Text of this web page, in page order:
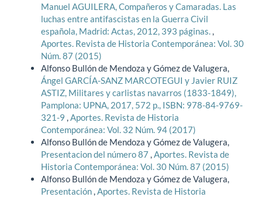
Manuel AGUILERA, Compañeros y Camaradas. Las
luchas entre antifascistas en la Guerra Civil
española, Madrid: Actas, 2012, 393 páginas.,
Aportes. Revista de Historia Contemporánea: Vol. 30
Núm. 87 (2015)
Alfonso Bullón de Mendoza y Gómez de Valugera,
Ángel GARCÍA-SANZ MARCOTEGUI y Javier RUIZ
ASTIZ, Militares y carlistas navarros (1833-1849),
Pamplona: UPNA, 2017, 572 p., ISBN: 978-84-9769-
321-9 ,Aportes. Revista de Historia
Contemporánea: Vol. 32 Núm. 94 (2017)
Alfonso Bullón de Mendoza y Gómez de Valugera,
Presentacion del número 87 ,Aportes. Revista de
Historia Contemporánea: Vol. 30 Núm. 87 (2015)
Alfonso Bullón de Mendoza y Gómez de Valugera,
Presentación,Aportes. Revista de Historia